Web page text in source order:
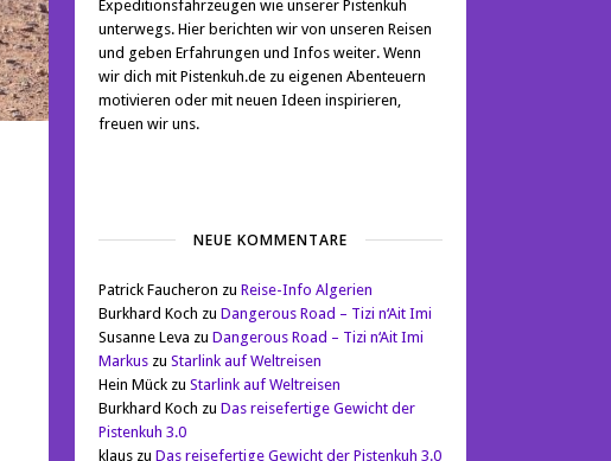
Expeditionsfahrzeugen wie unserer Pistenkuh
unterwegs. Hier berichten wir von unseren Reisen
und geben Erfahrungen und Infos weiter. Wenn
wir dich mit Pistenkuh.de zu eigenen Abenteuern
motivieren oder mit neuen Ideen inspirieren,
freuen wir uns.
NEUE KOMMENTARE
Patrick Faucheron zu Reise-Info Algerien
Burkhard Koch zu Dangerous Road – Tizi n‘Ait Imi
Susanne Leva zu Dangerous Road – Tizi n‘Ait Imi
Markus zu Starlink auf Weltreisen
Hein Mück zu Starlink auf Weltreisen
Burkhard Koch zu Das reisefertige Gewicht der
Pistenkuh 3.0
klaus zu Das reisefertige Gewicht der Pistenkuh 3.0